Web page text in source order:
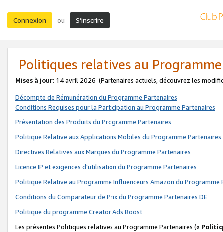
Connexion ou S’inscrire
Politiques relatives au
Mises à jour: 14 avril 2026 (Partenaires actuels, découvrez les
Décompte de Rémunération du Programme Partenaires
Conditions Requises pour la Participation au Programme Partenaires
Présentation des Produits du Programme Partenaires
Politique Relative aux Applications Mobiles du Programme Partenaires
Directives Relatives aux Marques du Programme Partenaires
Licence IP et exigences d'utilisation du Programme Partenaires
Politique Relative au Programme Influenceurs Amazon du Programme
Conditions du Comparateur de Prix du Programme Partenaires DE
Politique du programme Creator Ads Boost
Les présentes Politiques relatives au Programme Partenaires («